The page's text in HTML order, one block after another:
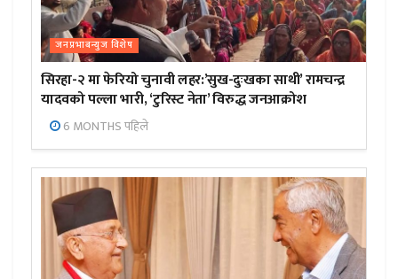
जनप्रभाबन्युज विशेष
सिरहा-२ मा फेरियो चुनावी लहर:’सुख-दुःखका साथी’ रामचन्द्र
यादवको पल्ला भारी, ‘टुरिस्ट नेता’ विरुद्ध जनआक्रोश
6 MONTHS पहिले